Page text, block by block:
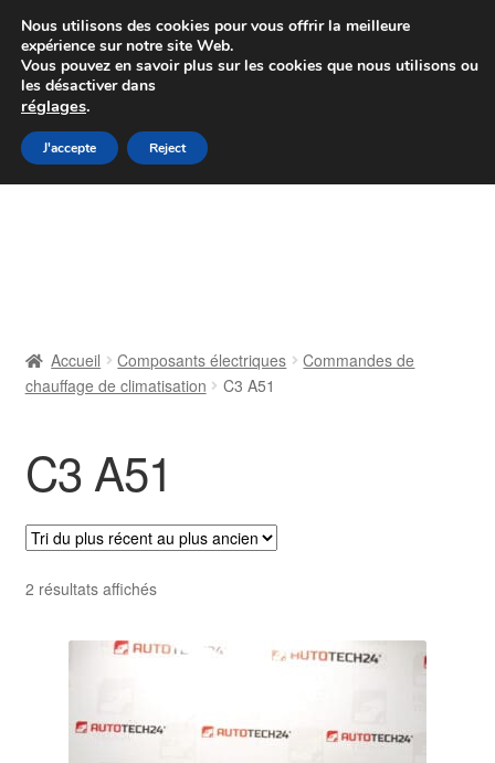
Colissimo livraison à partir de 7 EUR
Du lundi au vendredi de 9 h à 16 h
Aller
à
Aller
au
Contact
Livraison
Plainte
Accueil Composants électriques
Commandes de
chauffage de climatisation
C3 A51
C3 A51
2 résultats affichésTrié
récent
ancien
Nous utilisons des cookies pour vous offrir la meilleure
expérience sur notre site Web.
Vous pouvez en savoir plus sur les cookies que nous utilisons ou
les désactiver dans
réglages.
J'accepte Reject